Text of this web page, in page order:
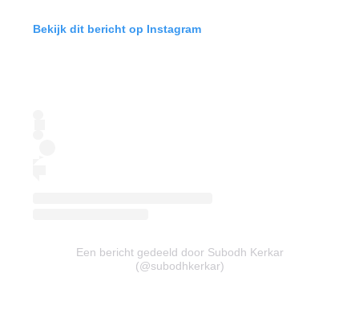
Bekijk dit bericht op Instagram
Een bericht gedeeld door Subodh Kerkar
(@subodhkerkar)